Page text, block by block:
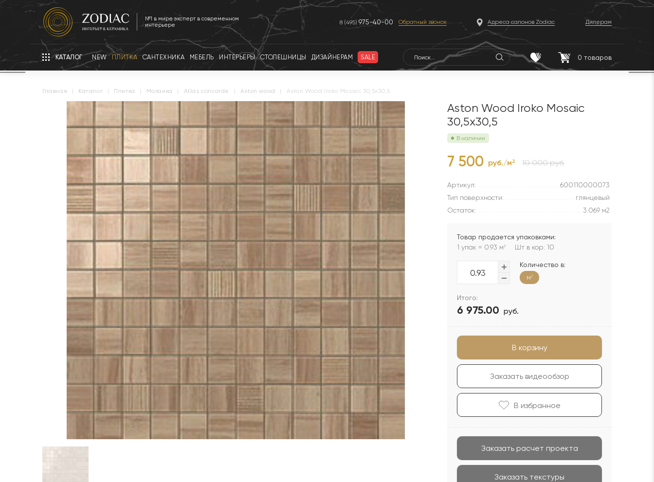
№1 в мире эксперт в современном
интерьере
8 (495) 975-40-00 Обратный звонок Адреса салонов Zodiac Дилерам
КАТАЛОГ NEW ПЛИТКА САНТЕХНИКА МЕБЕЛЬ ИНТЕРЬЕРЫ СТОЛЕШНИЦЫ ДИЗАЙНЕРАМ SALE 0 товаров
главная | каталог | плитка | мозаика | atlas concorde | aston wood | Aston Wood Iroko Mosaic 30,5x30,5
Aston Wood Iroko Mosaic
30,5x30,5
В наличии
7 500 руб./м2 10 000 руб.
Артикул:
600110000073
Тип поверхности:
глянцевый
Остаток:
3.069 м2
Товар продается упаковками:
1 упак = 0.93 м2 Шт в кор: 10
Количество в:
м2
Итого:
6 975.00 руб.
В корзину
Заказать видеообзор
В избранноe
Заказать расчет проекта
Заказать текстуры